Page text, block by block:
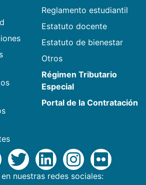
Reglamento estudiantil
Estatuto docente
Estatuto de bienestar
Otros
Régimen Tributario
Especial
Portal de la Contratación
nuestras redes sociales: